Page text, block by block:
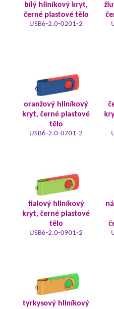
bílý hliníkový kryt,
černé plastové tělo
USB6-2.0-0201-2
oranžový hliníkový
kryt, černé plastové
tělo
USB6-2.0-0701-2
fialový hliníkový
kryt, černé plastové
tělo
USB6-2.0-0901-2
tyrkysový hliníkový